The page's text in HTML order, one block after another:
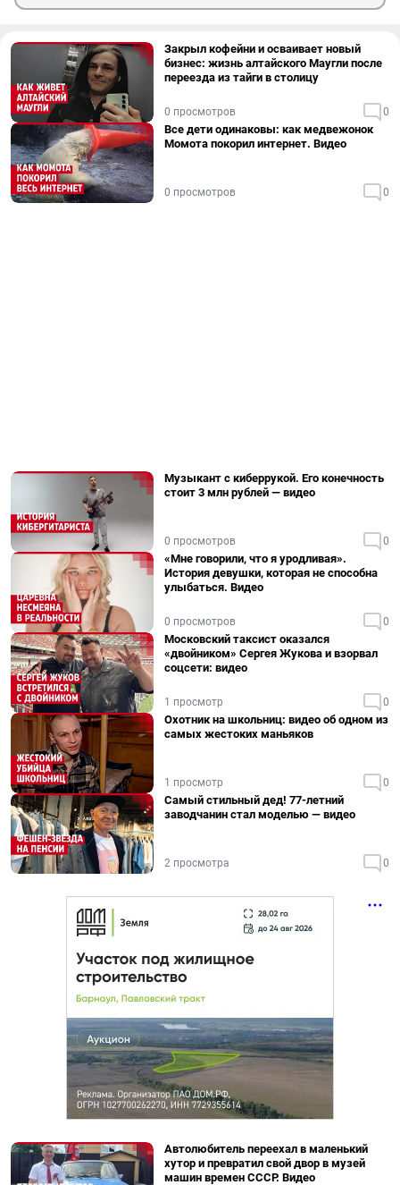
Закрыл кофейни и осваивает новый
бизнес: жизнь алтайского Маугли после
переезда из тайги в столицу
0 просмотров 0
Все дети одинаковы: как медвежонок
Момота покорил интернет. Видео
0 просмотров 0
Музыкант с киберрукой. Его конечность
стоит 3 млн рублей — видео
0 просмотров 0
«Мне говорили, что я уродливая».
История девушки, которая не способна
улыбаться. Видео
0 просмотров 0
Московский таксист оказался
«двойником» Сергея Жукова и взорвал
соцсети: видео
1 просмотр 0
Охотник на школьниц: видео об одном из
самых жестоких маньяков
1 просмотр 0
Самый стильный дед! 77-летний
заводчанин стал моделью — видео
2 просмотра 0
Автолюбитель переехал в маленький
хутор и превратил свой двор в музей
машин времен СССР. Видео